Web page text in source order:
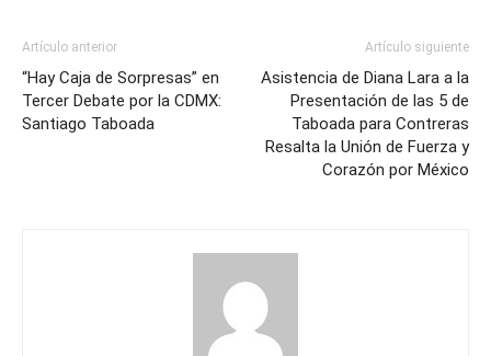
Artículo anterior
“Hay Caja de Sorpresas” en
Tercer Debate por la CDMX:
Santiago Taboada
Artículo siguiente
Asistencia de Diana Lara a la
Presentación de las 5 de
Taboada para Contreras
Resalta la Unión de Fuerza y
Corazón por México